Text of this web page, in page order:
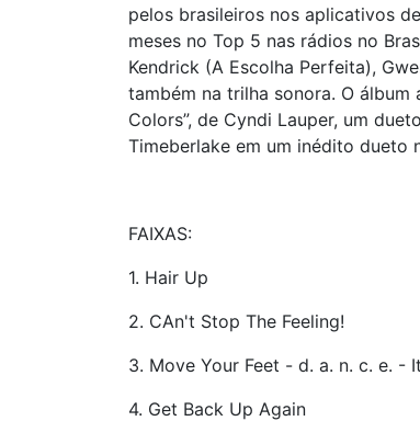
pelos brasileiros nos aplicativos
meses no Top 5 nas rádios no
Kendrick (A Escolha Perfeita),
também na trilha sonora. O álbum
Colors”, de Cyndi Lauper, um
Timeberlake em um inédito dueto
FAIXAS:
1. Hair Up
2. CAn't Stop The Feeling!
3. Move Your Feet - d. a. n. c. e. -
4. Get Back Up Again